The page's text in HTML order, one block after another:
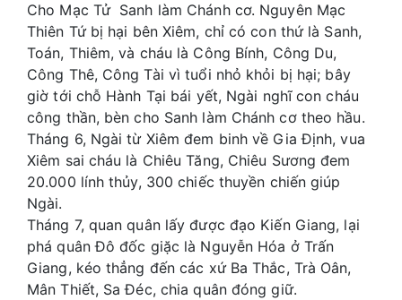
Cho Mạc Tử Sanh làm Chánh cơ. Nguyên Mạc
Thiên Tứ bị hại bên Xiêm, chỉ có con thứ là Sanh,
Toán, Thiêm, và cháu là Công Bính, Công Du,
Công Thê, Công Tài vì tuổi nhỏ khỏi bị hại; bây
giờ tới chỗ Hành Tại bái yết, Ngài nghĩ con cháu
công thần, bèn cho Sanh làm Chánh cơ theo hầu.
Tháng 6, Ngài từ Xiêm đem binh về Gia Định, vua
Xiêm sai cháu là Chiêu Tăng, Chiêu Sương đem
20.000 lính thủy, 300 chiếc thuyền chiến giúp
Ngài.
Tháng 7, quan quân lấy được đạo Kiến Giang, lại
phá quân Đô đốc giặc là Nguyễn Hóa ở Trấn
Giang, kéo thẳng đến các xứ Ba Thắc, Trà Oân,
Mân Thiết, Sa Đéc, chia quân đóng giữ.